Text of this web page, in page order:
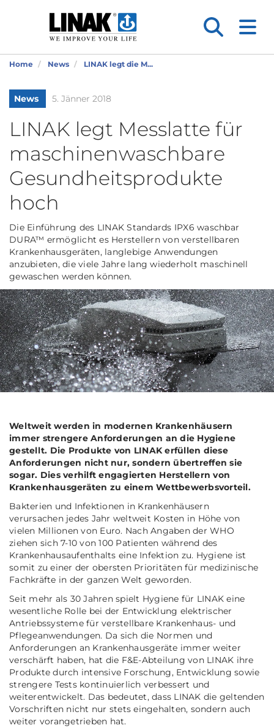
Home News LINAK legt die M...
News 5. Jänner 2018
LINAK legt Messlatte für
maschinenwaschbare
Gesundheitsprodukte
hoch
Die Einführung des LINAK Standards IPX6 waschbar
DURA™ ermöglicht es Herstellern von verstellbaren
Krankenhausgeräten, langlebige Anwendungen
anzubieten, die viele Jahre lang wiederholt maschinell
gewaschen werden können.
Weltweit werden in modernen Krankenhäusern
immer strengere Anforderungen an die Hygiene
gestellt. Die Produkte von LINAK erfüllen diese
Anforderungen nicht nur, sondern übertreffen sie
sogar. Dies verhilft engagierten Herstellern von
Krankenhausgeräten zu einem Wettbewerbsvorteil.
Bakterien und Infektionen in Krankenhäusern
verursachen jedes Jahr weltweit Kosten in Höhe von
vielen Millionen von Euro. Nach Angaben der WHO
ziehen sich 7-10 von 100 Patienten während des
Krankenhausaufenthalts eine Infektion zu. Hygiene ist
somit zu einer der obersten Prioritäten für medizinische
Fachkräfte in der ganzen Welt geworden.
Seit mehr als 30 Jahren spielt Hygiene für LINAK eine
wesentliche Rolle bei der Entwicklung elektrischer
Antriebssysteme für verstellbare Krankenhaus- und
Pflegeanwendungen. Da sich die Normen und
Anforderungen an Krankenhausgeräte immer weiter
verschärft haben, hat die F&E-Abteilung von LINAK ihre
Produkte durch intensive Forschung, Entwicklung sowie
strengere Tests kontinuierlich verbessert und
weiterentwickelt. Das bedeutet, dass LINAK die geltenden
Vorschriften nicht nur stets eingehalten, sondern auch
weiter vorangetrieben hat.